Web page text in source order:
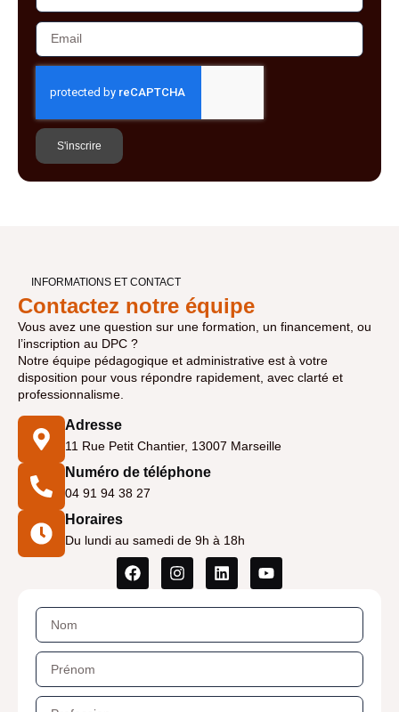
S'inscrire
INFORMATIONS ET CONTACT
Contactez notre équipe
Vous avez une question sur une formation, un financement, ou
l’inscription au DPC ?
Notre équipe pédagogique et administrative est à votre
disposition pour vous répondre rapidement, avec clarté et
professionnalisme.
Adresse
11 Rue Petit Chantier, 13007 Marseille
Numéro de téléphone
04 91 94 38 27
Horaires
Du lundi au samedi de 9h à 18h